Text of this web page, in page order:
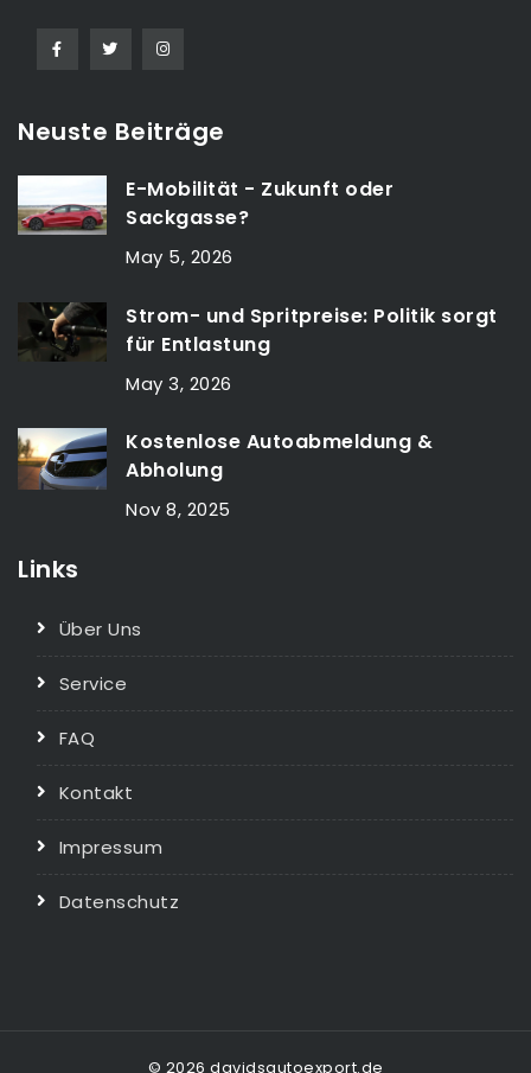
Neuste Beiträge
E-Mobilität - Zukunft oder
Sackgasse?
May 5, 2026
Strom- und Spritpreise: Politik sorgt
für Entlastung
May 3, 2026
Kostenlose Autoabmeldung &
Abholung
Nov 8, 2025
Links
Über Uns
Service
FAQ
Kontakt
Impressum
Datenschutz
© 2026 davidsautoexport.de